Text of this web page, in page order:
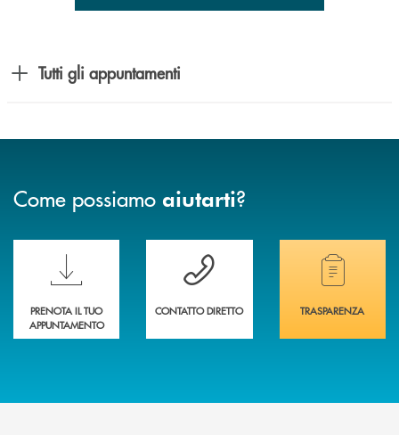
Tutti gli appuntamenti
Come possiamo aiutarti?
Scopri le funzionalità della nuova PRENOTA BANCA
PRENOTA IL TUO
APPUNTAMENTO
Hai bisogno di assistenza immediata?
CONTATTO DIRETTO
Hai bisogno di
TRASPARENZA